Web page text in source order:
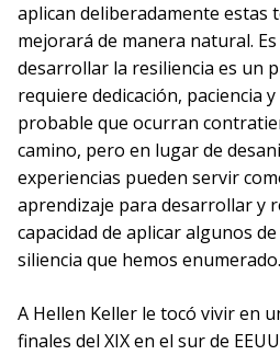
aplican deliberadamente estas
mejorará de manera natural.
desarrollar la resiliencia es un
requiere dedicación, paciencia
probable que ocurran
camino, pero en lugar de
experiencias pueden servir
aprendizaje para desarrollar y
capacidad de aplicar algunos
siliencia que hemos enumerado.
A Hellen Keller le tocó vivir en
finales del XIX en el sur de